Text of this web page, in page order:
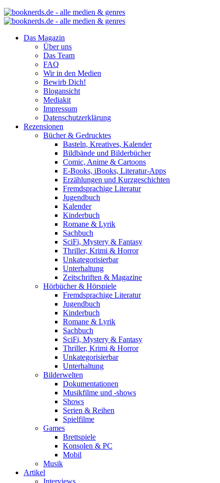
Das Magazin
Über uns
Das Team
FAQ
Wir in den Medien
Bewirb Dich!
Blogansicht
Mediakit
Impressum
Datenschutzerklärung
Rezensionen
Bücher & Gedrucktes
Basteln, Kreatives, Kalender
Bildbände und Bilderbücher
Comic, Anime & Cartoons
E-Books, iBooks, Literatur-Apps
Erzählungen und Kurzgeschichten
Fremdsprachige Literatur
Jugendbuch
Kalender
Kinderbuch
Romane & Lyrik
Sachbuch
SciFi, Mystery & Fantasy
Thriller, Krimi & Horror
Unkategorisierbar
Unterhaltung
Zeitschriften & Magazine
Hörbücher & Hörspiele
Fremdsprachige Literatur
Jugendbuch
Kinderbuch
Romane & Lyrik
Sachbuch
SciFi, Mystery & Fantasy
Thriller, Krimi & Horror
Unkategorisierbar
Unterhaltung
Bilderwelten
Dokumentationen
Musikfilme und -shows
Shows
Serien & Reihen
Spielfilme
Games
Brettspiele
Konsolen & PC
Mobil
Musik
Artikel
Interviews